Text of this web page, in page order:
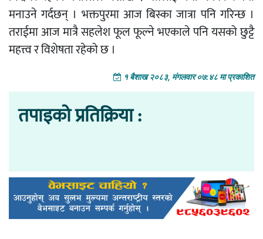
मनाउने गर्दछन् । भक्तपुरमा आज बिस्का जात्रा पनि गरिन्छ ।
तराईमा आज मात्रै सहलेश फूल फूल्ने भएकाले पनि यसको छुट्टै
महत्त्व र विशेषता रहेको छ ।
१ बैशाख २०८३, मंगलवार ०७:४८ मा प्रकाशित
तपाइको प्रतिक्रिया :